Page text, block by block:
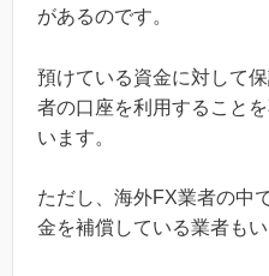
があるのです。
預けている資金に対して
者の口座を利用すること
います。
ただし、海外FX業者の中
金を補償している業者もい